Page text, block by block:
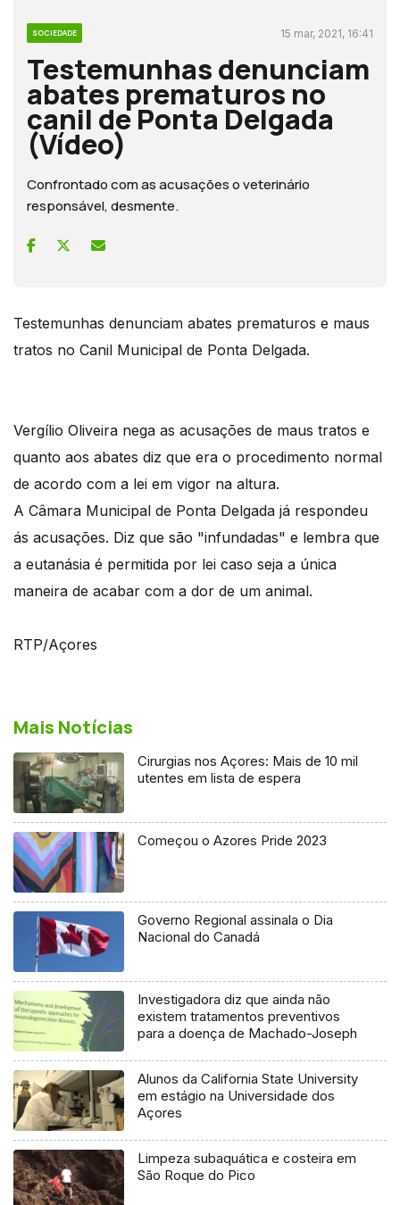
SOCIEDADE 15 mar, 2021, 16:41
Testemunhas denunciam
abates prematuros no
canil de Ponta Delgada
(Vídeo)
Confrontado com as acusações o veterinário
responsável, desmente.
Testemunhas denunciam abates prematuros e maus
tratos no Canil Municipal de Ponta Delgada.
Vergílio Oliveira nega as acusações de maus tratos e
quanto aos abates diz que era o procedimento normal
de acordo com a lei em vigor na altura.
A Câmara Municipal de Ponta Delgada já respondeu
ás acusações. Diz que são "infundadas" e lembra que
a eutanásia é permitida por lei caso seja a única
maneira de acabar com a dor de um animal.
RTP/Açores
Mais Notícias
Cirurgias nos Açores: Mais de 10 mil
utentes em lista de espera
Começou o Azores Pride 2023
Governo Regional assinala o Dia
Nacional do Canadá
Investigadora diz que ainda não
existem tratamentos preventivos
para a doença de Machado-Joseph
Alunos da California State University
em estágio na Universidade dos
Açores
Limpeza subaquática e costeira em
São Roque do Pico